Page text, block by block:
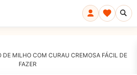
DE MILHO COM CURAU CREMOSA FÁCIL DE
FAZER